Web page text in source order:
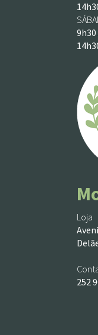
9h30
Loja
252